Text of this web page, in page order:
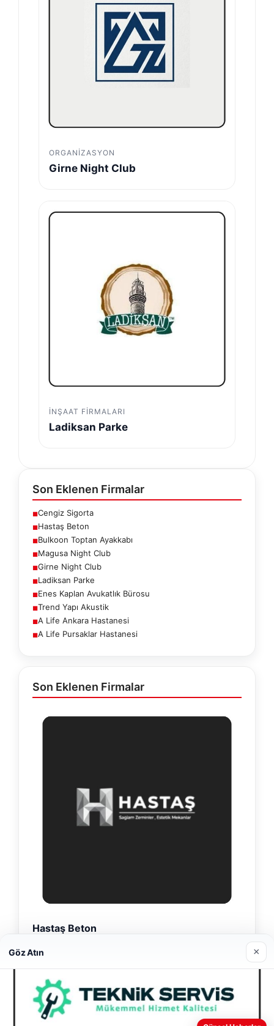
ORGANIZASYON
Girne Night Club
İNŞAAT FIRMALARI
Ladiksan Parke
Son Eklenen Firmalar
■Cengiz Sigorta
■Hastaş Beton
■Bulkoon Toptan Ayakkabı
■Magusa Night Club
■Girne Night Club
■Ladiksan Parke
■Enes Kaplan Avukatlık Bürosu
■Trend Yapı Akustik
■A Life Ankara Hastanesi
■A Life Pursaklar Hastanesi
Son Eklenen Firmalar
Hastaş Beton
Web sitemizi nasıl kullandığınızı daha iyi anlayabilmek,
Göz Atın ×